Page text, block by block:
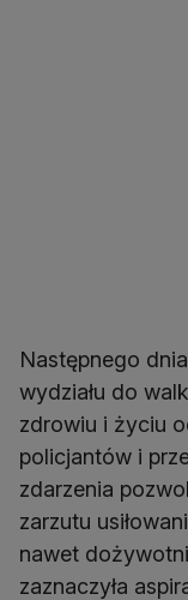
Następnego
wydziału do
zdrowiu i życiu
policjantów i
zdarzenia
zarzutu
nawet
zaznaczyła